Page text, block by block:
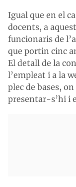
Igual que en el
docents, a
funcionaris de
que portin cinc
El detall de la
l’empleat i a la
plec de bases,
presentar-s’hi i